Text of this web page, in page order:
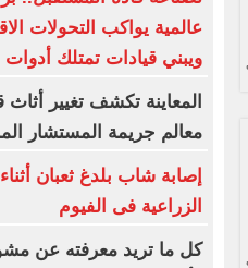
عالمية يواكب التحولات
ويبني قيادات تمتلك أدوات
المعاينة تكشف تغيير
معالم جريمة المستشار
إصابة شاب بلدغ ثعبان
الزراعية فى الفيوم
كل ما تريد معرفته عن